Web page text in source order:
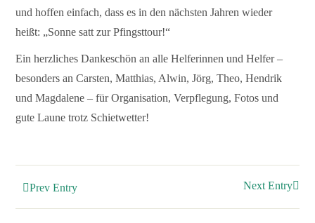
und hoffen einfach, dass es in den nächsten Jahren wieder
heißt: „Sonne satt zur Pfingsttour!“
Ein herzliches Dankeschön an alle Helferinnen und Helfer –
besonders an Carsten, Matthias, Alwin, Jörg, Theo, Hendrik
und Magdalene – für Organisation, Verpflegung, Fotos und
gute Laune trotz Schietwetter!
Prev Entry Next Entry